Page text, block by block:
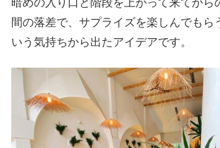
間の落差で、サプライズを楽しんでもら
いう気持ちから出たアイデアです。